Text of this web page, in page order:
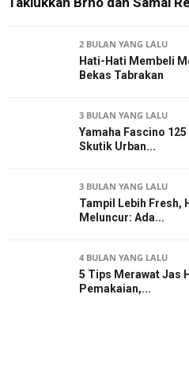
2 BULAN YANG LALU
Hati-Hati Membeli
Bekas Tabrakan
3 BULAN YANG LALU
Yamaha Fascino
Skutik Urban...
3 BULAN YANG LALU
Tampil Lebih Fresh,
Meluncur: Ada...
4 BULAN YANG LALU
5 Tips Merawat Jas
Pemakaian,...